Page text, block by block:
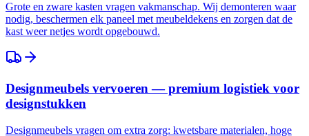
Grote en zware kasten vragen vakmanschap. Wij demonteren waar
nodig, beschermen elk paneel met meubeldekens en zorgen dat de
kast weer netjes wordt opgebouwd.
Designmeubels vervoeren — premium logistiek voor
designstukken
Designmeubels vragen om extra zorg: kwetsbare materialen, hoge